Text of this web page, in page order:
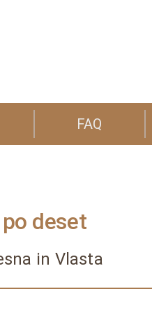
FAQ
deset
in Vlasta